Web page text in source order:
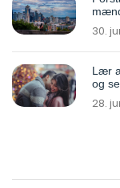
30.
Lær
og
28.